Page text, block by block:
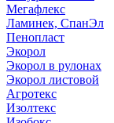
Мегафлекс
Ламинек, СпанЭл
Пенопласт
Экорол
Экорол в рулонах
Экорол листовой
Агротекс
Изолтекс